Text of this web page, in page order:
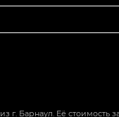
г. Барнаул. Её стоимость